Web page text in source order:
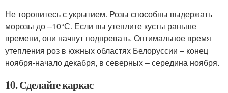
Не торопитесь с укрытием. Розы способны выдержать
морозы до –10°С. Если вы утеплите кусты раньше
времени, они начнут подпревать. Оптимальное время
утепления роз в южных областях Белоруссии – конец
ноября-начало декабря, в северных – середина ноября.
10. Сделайте каркас